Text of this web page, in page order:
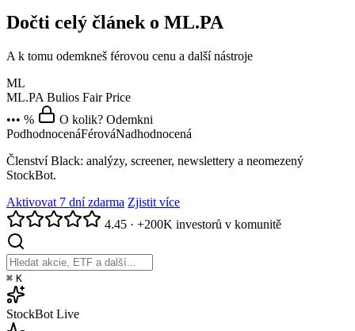
Dočti celý článek o ML.PA
A k tomu odemkneš férovou cenu a další nástroje
ML
ML.PA Bulios Fair Price
••• %
O kolik? Odemkni
PodhodnocenáFérováNadhodnocená
Členství Black: analýzy, screener, newslettery a neomezený
StockBot.
Aktivovat 7 dní zdarma Zjistit více
4.45 · +200K investorů v komunitě
⌘ K
StockBot Live